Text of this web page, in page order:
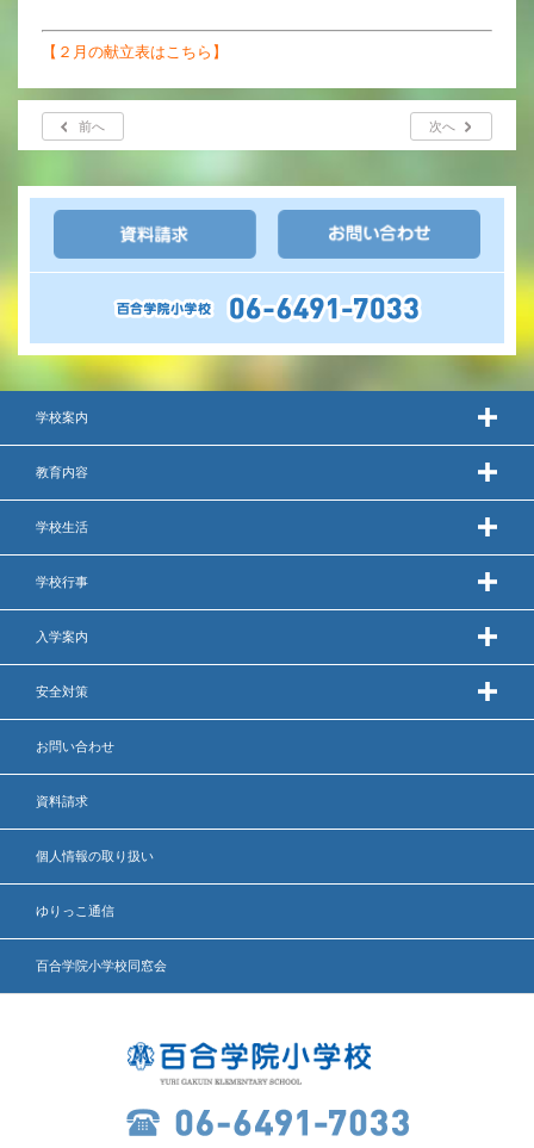
【２月の献立表はこちら】
前へ 次へ
学校案内
教育内容
学校生活
学校行事
入学案内
安全対策
お問い合わせ
資料請求
個人情報の取り扱い
ゆりっこ通信
百合学院小学校同窓会
年間行事
行事紹介
校外学習・宿泊行事
新入生募集要項
入学金・学費
保護者の声・入試関連よくある質問
説明会・公開行事
いじめ防止基本方針
安全・防災教育